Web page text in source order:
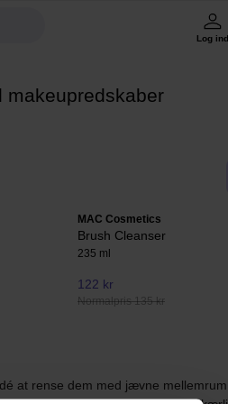
Log ind
makeupredskaber
MAC Cosmetics
Brush Cleanser
235 ml
122 kr
Normalpris 135 kr
at rense dem med jævne